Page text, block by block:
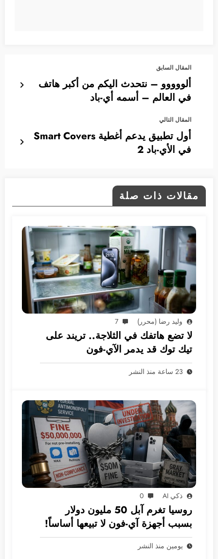
المقال السابق
ألووووو – نتحدث اليكم من أكبر هاتف
في العالم – أسمه أي-باد
المقال التالي
أول تطبيق يدعم أغطية Smart Covers
في الأي-باد 2
مقالات ذات صلة
وليد رضا (محرر) 7
لا تضع هاتفك في الثلاجة.. تريند على
تيك توك قد يدمر الآي-فون
23 ساعة منذ النشر
ذكي AI 0
روسيا تغرم آبل 50 مليون دولار
بسبب أجهزة آي-فون لا تبيعها أساساً!
يومين منذ النشر